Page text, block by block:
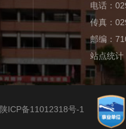
电话：
传真：
邮编：
站点统计
陕ICP备11012318号-1